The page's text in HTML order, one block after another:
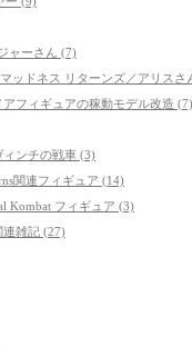
ャーさん (7)
ッドネス リターンズ／アリスさ
フィギュアの稼動モデル改造 (7)
ンチの戦車 (3)
関連フィギュア (14)
Kombat フィギュア (3)
雑記 (27)